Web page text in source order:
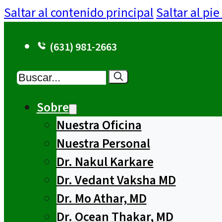
Saltar al contenido principalSaltar al
(631) 981-2663
Buscar
Sobre
Nuestra Oficina
Nuestra Personal
Dr. Nakul Karkare
Dr. Vedant Vaksha MD
Dr. Mo Athar, MD
Dr. Ocean Thakar, MD